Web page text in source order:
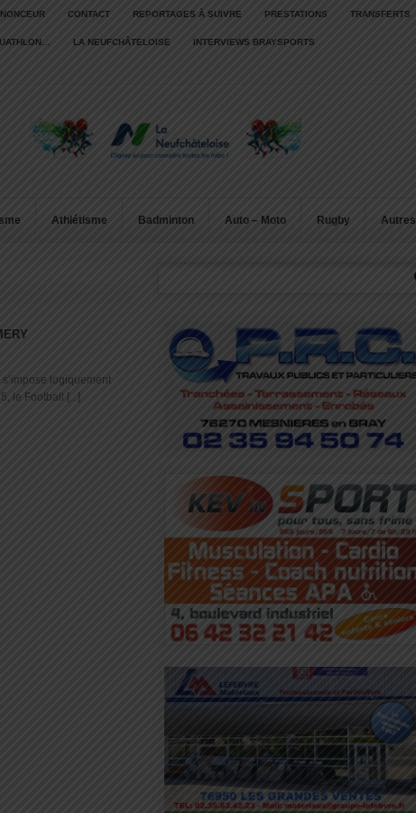
CONTACT REPORTAGES À SUIVRE PRESTATIONS TRANSFERTS
LA NEUFCHÂTELOISE INTERVIEWS BRAYSPORTS
Athlétisme Badminton Auto – Moto Rugby Autres
logiquement
le Football [...]